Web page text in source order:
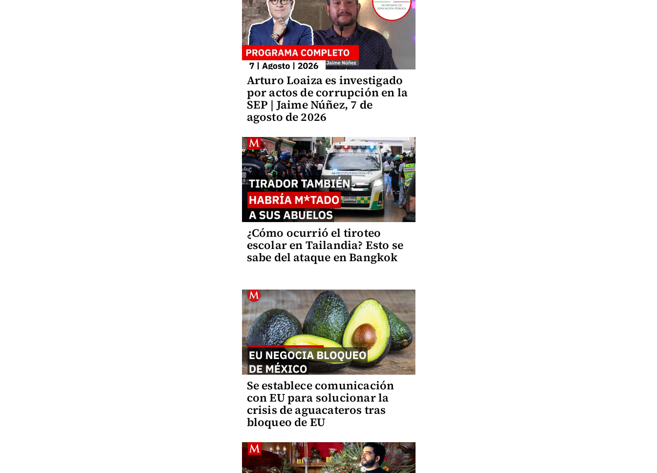
Arturo Loaiza es investigado
por actos de corrupción en la
SEP | Jaime Núñez, 7 de
agosto de 2026
¿Cómo ocurrió el tiroteo
escolar en Tailandia? Esto se
sabe del ataque en Bangkok
Se establece comunicación
con EU para solucionar la
crisis de aguacateros tras
bloqueo de EU